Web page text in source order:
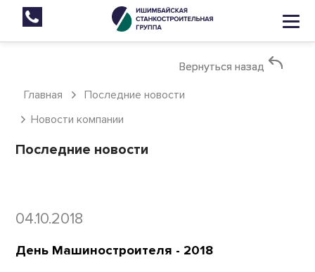
Вернуться назад
Главная
Вернуться назад
Последние новости
Новости компании
Последние новости
04.10.2018
День Машиностроителя - 2018